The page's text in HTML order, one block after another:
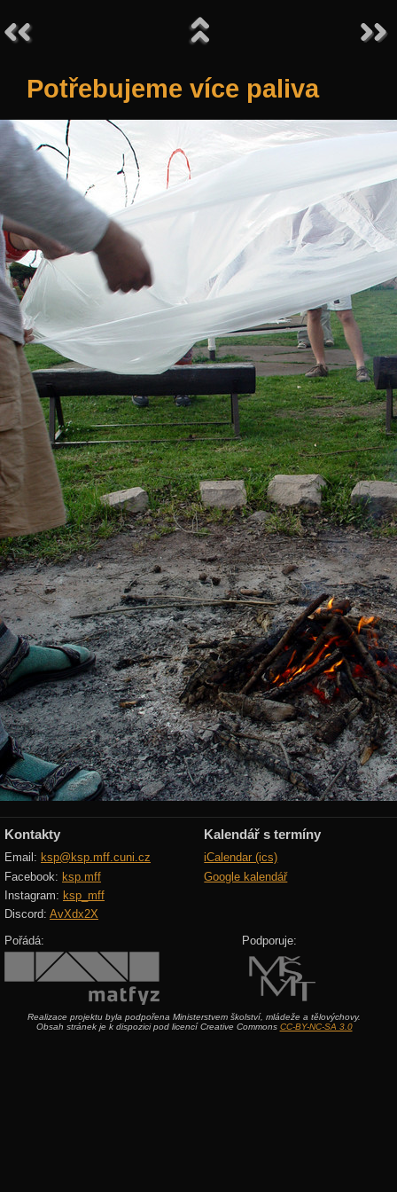
Potřebujeme více paliva
Kontakty
Email: ksp@ksp.mff.cuni.cz
Facebook: ksp.mff
Instagram: ksp_mff
Discord: AvXdx2X
Kalendář s termíny
iCalendar (ics)
Google kalendář
Pořádá: Podporuje:
Realizace projektu byla podpořena Ministerstvem školství, mládeže a tělovýchovy.
Obsah stránek je k dispozici pod licencí Creative Commons CC-BY-NC-SA 3.0